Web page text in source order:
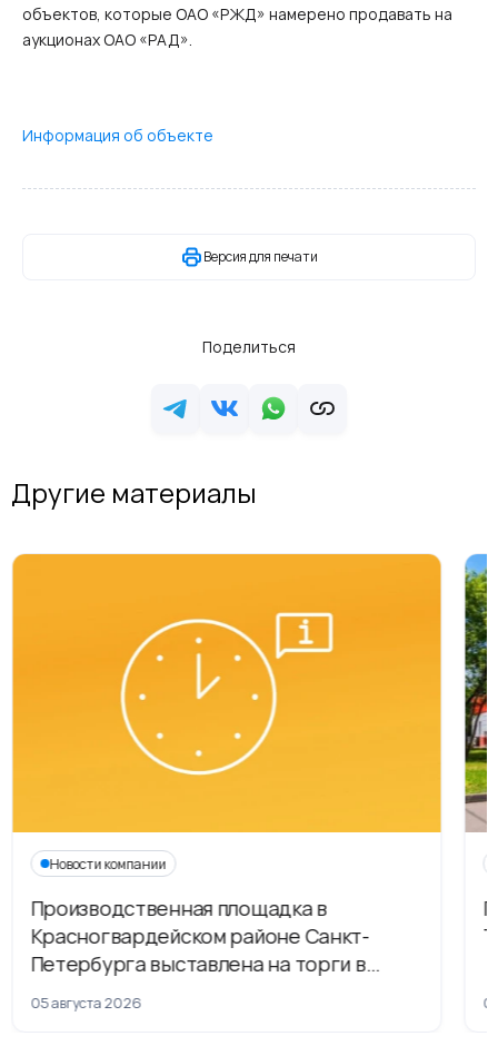
объектов, которые ОАО «РЖД» намерено продавать на
аукционах ОАО «РАД».
Информация об объекте
Версия для печати
Поделиться
Другие материалы
Новости компании
Производственная площадка в
Красногвардейском районе Санкт-
Петербурга выставлена на торги в
рамках приватизации
05 августа 2026